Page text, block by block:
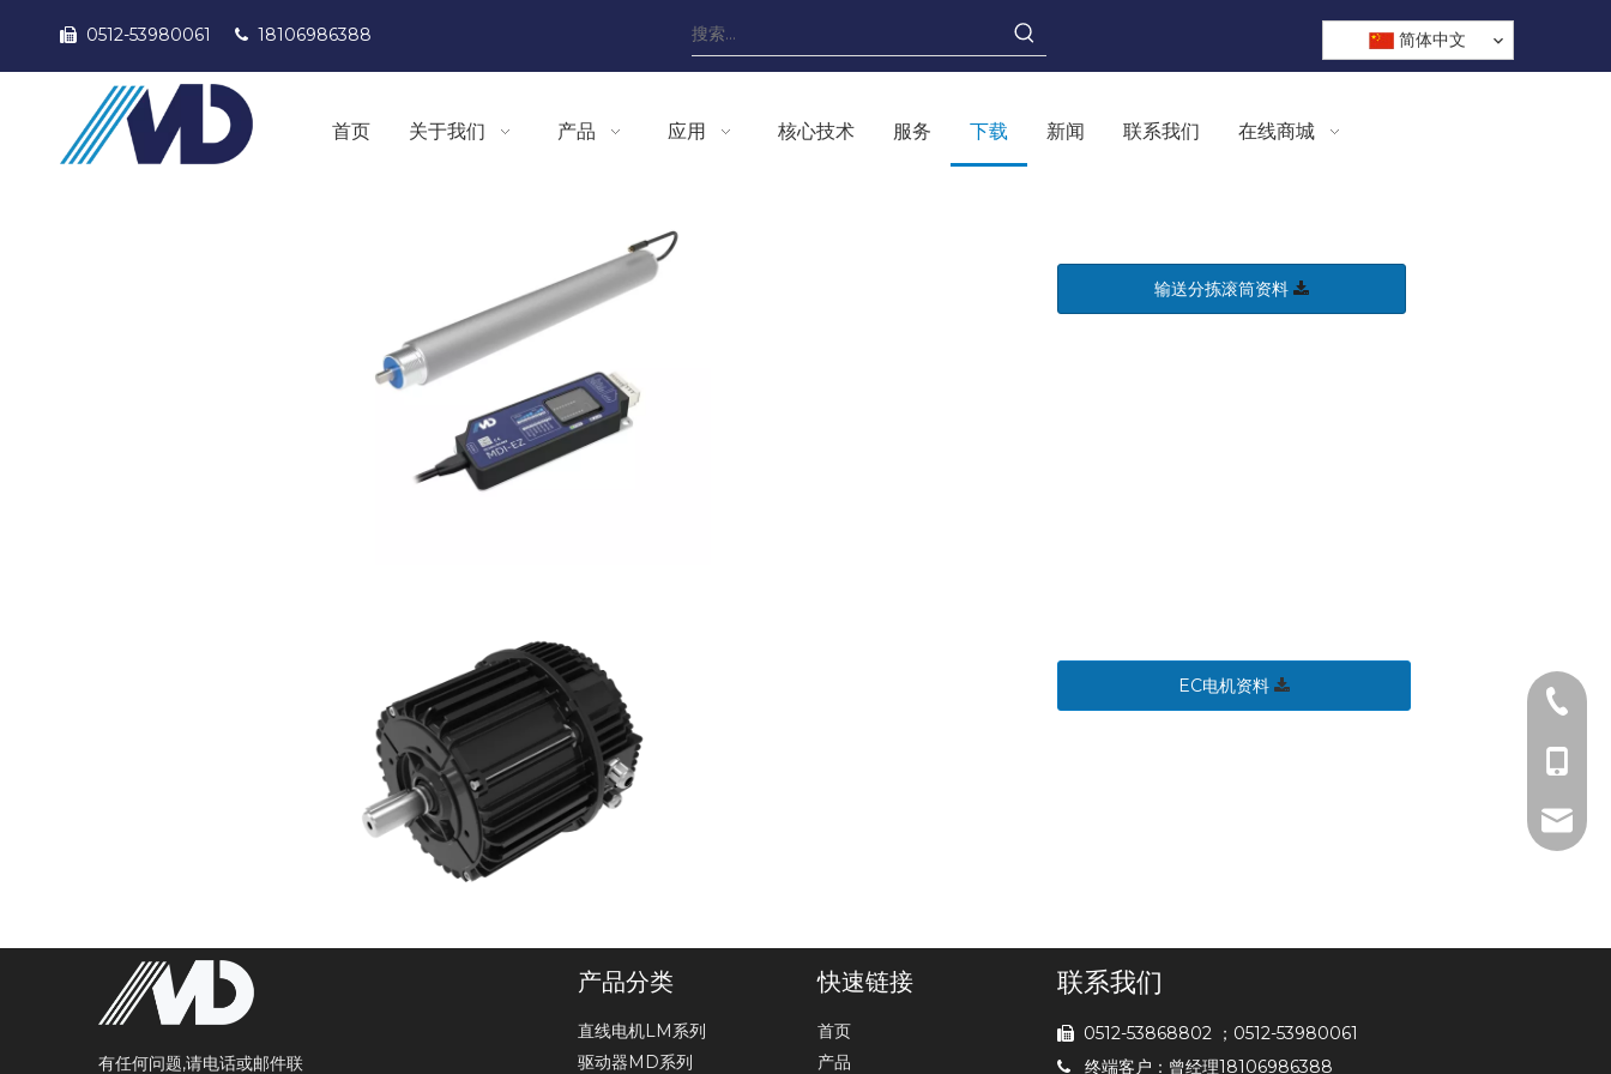
 0512-53980061  18106986388 简体中文
首页 关于我们 产品 应用 核心技术 服务 下载 新闻 联系我们 在线商城
输送分拣滚筒资料
EC电机资料
有任何问题,请电话或邮件联
产品分类
直线电机LM系列
驱动器MD系列
0512-
快速链接
首页
产品
联系我们
 0512-53868802 ；0512-53980061
 终端客户：曾经理18106986388